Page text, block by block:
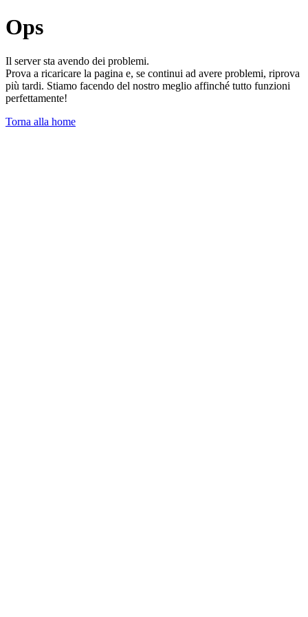
Ops
Il server sta avendo dei problemi.
Prova a ricaricare la pagina e, se continui ad avere problemi, riprova
più tardi. Stiamo facendo del nostro meglio affinché tutto funzioni
perfettamente!
Torna alla home